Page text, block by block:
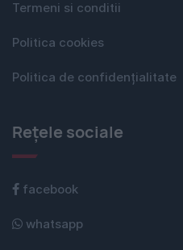
Termeni si conditii
Politica cookies
Politica de confidențialitate
Rețele sociale
facebook
whatsapp